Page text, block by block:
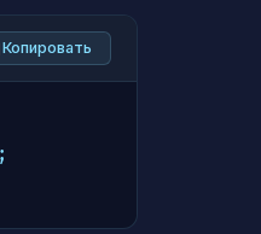
Копировать